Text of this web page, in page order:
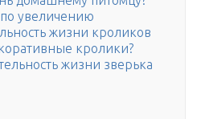
увеличению
жизни кроликов
кролики?
жизни зверька